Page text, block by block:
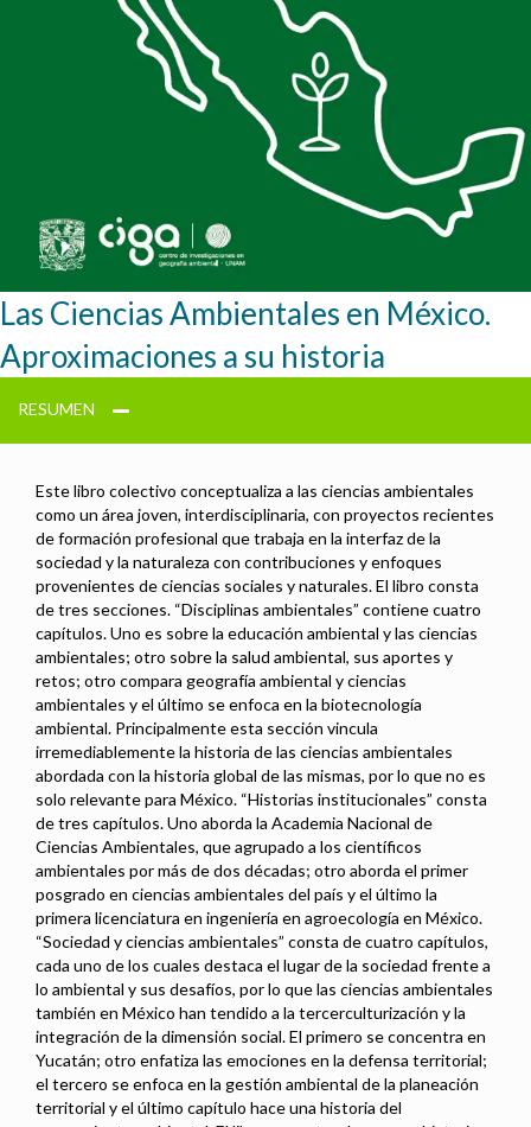
Las Ciencias Ambientales en México.
Aproximaciones a su historia
RESUMEN
Este libro colectivo conceptualiza a las ciencias ambientales
como un área joven, interdisciplinaria, con proyectos recientes
de formación profesional que trabaja en la interfaz de la
sociedad y la naturaleza con contribuciones y enfoques
provenientes de ciencias sociales y naturales. El libro consta
de tres secciones. “Disciplinas ambientales” contiene cuatro
capítulos. Uno es sobre la educación ambiental y las ciencias
ambientales; otro sobre la salud ambiental, sus aportes y
retos; otro compara geografía ambiental y ciencias
ambientales y el último se enfoca en la biotecnología
ambiental. Principalmente esta sección vincula
irremediablemente la historia de las ciencias ambientales
abordada con la historia global de las mismas, por lo que no es
solo relevante para México. “Historias institucionales” consta
de tres capítulos. Uno aborda la Academia Nacional de
Ciencias Ambientales, que agrupado a los científicos
ambientales por más de dos décadas; otro aborda el primer
posgrado en ciencias ambientales del país y el último la
primera licenciatura en ingeniería en agroecología en México.
“Sociedad y ciencias ambientales” consta de cuatro capítulos,
cada uno de los cuales destaca el lugar de la sociedad frente a
lo ambiental y sus desafíos, por lo que las ciencias ambientales
también en México han tendido a la tercerculturización y la
integración de la dimensión social. El primero se concentra en
Yucatán; otro enfatiza las emociones en la defensa territorial;
el tercero se enfoca en la gestión ambiental de la planeación
territorial y el último capítulo hace una historia del